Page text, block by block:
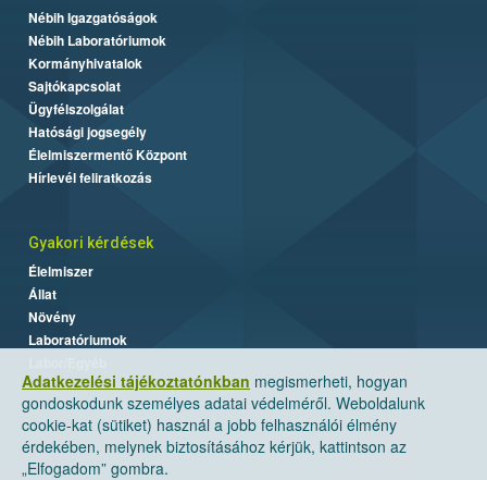
Adatkezelési tájékoztatónkban megismerheti, hogyan
gondoskodunk személyes adatai védelméről. Weboldalunk
cookie-kat (sütiket) használ a jobb felhasználói élmény
érdekében, melynek biztosításához kérjük, kattintson az
„Elfogadom” gombra.
Nébih Igazgatóságok
Nébih Laboratóriumok
Kormányhivatalok
Sajtókapcsolat
Ügyfélszolgálat
Hatósági jogsegély
Élelmiszermentő Központ
Hírlevél feliratkozás
Gyakori kérdések
Élelmiszer
Állat
Növény
Laboratóriumok